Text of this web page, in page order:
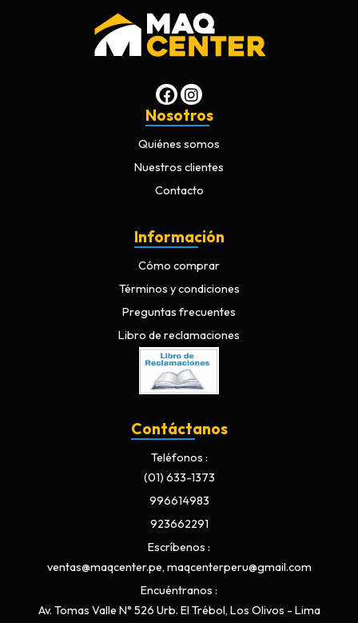
Nosotros
Quiénes somos
Nuestros clientes
Contacto
Información
Cómo comprar
Términos y condiciones
Preguntas frecuentes
Libro de reclamaciones
Contáctanos
Teléfonos
(01) 633-1373
996614983
923662291
Escríbenos
ventas@maqcenter.pe, maqcenterperu@gmail.com
Encuéntranos
Av. Tomas Valle N° 526 Urb. El Trébol, Los Olivos - Lima